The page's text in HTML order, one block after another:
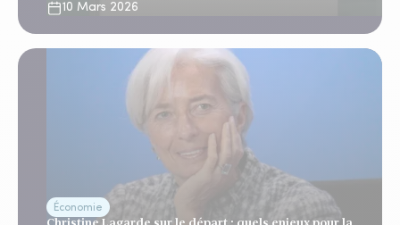
10 Mars 2026
Économie